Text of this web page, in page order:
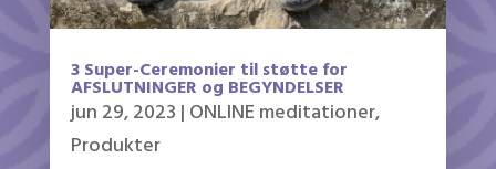
3 Super-Ceremonier til støtte for
AFSLUTNINGER og BEGYNDELSER
jun 29, 2023 | ONLINE meditationer,
Produkter